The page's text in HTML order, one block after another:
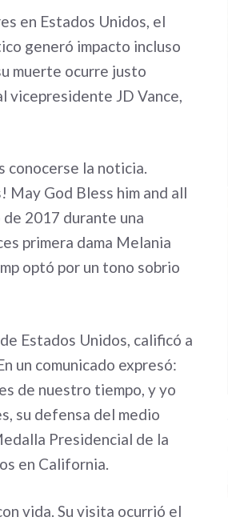
en Estados Unidos, el
generó impacto incluso
muerte ocurre justo
vicepresidente JD Vance,
conocerse la noticia.
May God Bless him and all
2017 durante una
primera dama Melania
optó por un tono sobrio
Estados Unidos, calificó a
un comunicado expresó:
de nuestro tiempo, y yo
su defensa del medio
Presidencial de la
en California.
vida. Su visita ocurrió el